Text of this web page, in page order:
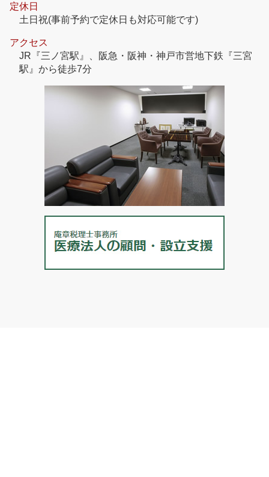
定休日
土日祝(事前予約で定休日も対応可能です)
アクセス
JR『三ノ宮駅』、阪急・阪神・神戸市営地下鉄『三宮
駅』から徒歩7分